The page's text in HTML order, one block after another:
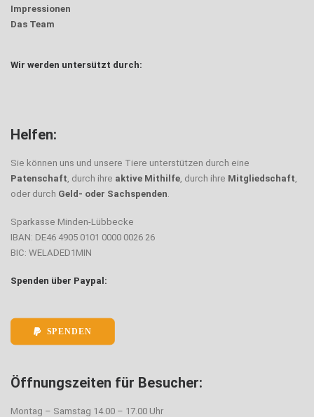
Impressionen
Das Team
Wir werden untersützt durch:
Helfen:
Sie können uns und unsere Tiere unterstützen durch eine
Patenschaft, durch ihre aktive Mithilfe, durch ihre Mitgliedschaft,
oder durch Geld- oder Sachspenden.
Sparkasse Minden-Lübbecke
IBAN: DE46 4905 0101 0000 0026 26
BIC: WELADED1MIN
Spenden über Paypal:
SPENDEN
Öffnungszeiten für Besucher:
Montag – Samstag 14.00 – 17.00 Uhr